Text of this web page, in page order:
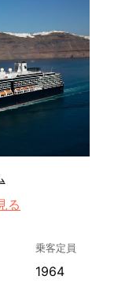
る
乗客定員
1964